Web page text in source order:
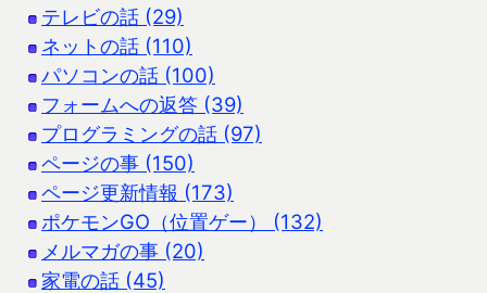
テレビの話 (29)
ネットの話 (110)
パソコンの話 (100)
フォームへの返答 (39)
プログラミングの話 (97)
ページの事 (150)
ページ更新情報 (173)
ポケモンGO（位置ゲー） (132)
メルマガの事 (20)
家電の話 (45)